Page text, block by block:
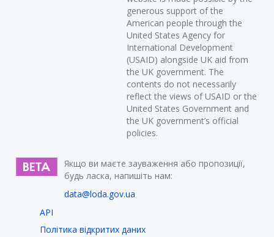
generous support of the
American people through the
United States Agency for
International Development
(USAID) alongside UK aid from
the UK government. The
contents do not necessarily
reflect the views of USAID or the
United States Government and
the UK government’s official
policies.
Якщо ви маєте зауваження або пропозиції,
будь ласка, напишіть нам:
data@loda.gov.ua
API
Політика відкритих даних